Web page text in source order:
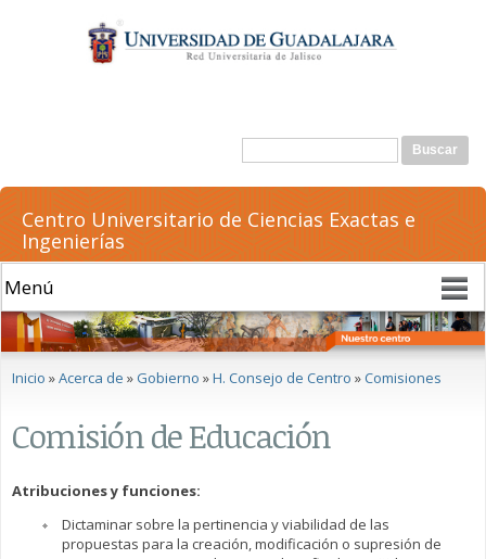
contenido
principal
Formulario de búsqueda
Buscar
Centro Universitario de Ciencias Exactas e
Ingenierías
Se encuentra usted aquí
Inicio »Acerca de »Gobierno »H. Consejo de Centro »Comisiones
Comisión de Educación
Atribuciones y funciones:
Dictaminar sobre la pertinencia y viabilidad de las
propuestas para la creación, modificación o supresión de